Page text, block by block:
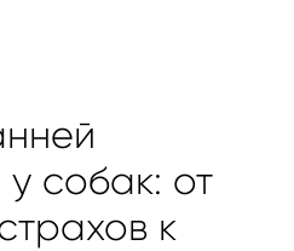
собак: от
к